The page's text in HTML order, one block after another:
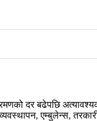
दर बढेपछि
एम्बुलेन्स,